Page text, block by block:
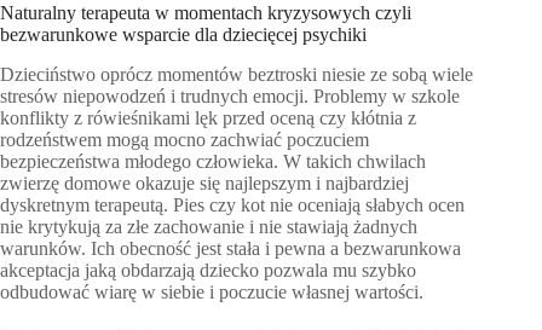
Naturalny terapeuta w momentach kryzysowych czyli
bezwarunkowe wsparcie dla dziecięcej psychiki
Dzieciństwo oprócz momentów beztroski niesie ze sobą wiele
stresów niepowodzeń i trudnych emocji. Problemy w szkole
konflikty z rówieśnikami lęk przed oceną czy kłótnia z
rodzeństwem mogą mocno zachwiać poczuciem
bezpieczeństwa młodego człowieka. W takich chwilach
zwierzę domowe okazuje się najlepszym i najbardziej
dyskretnym terapeutą. Pies czy kot nie oceniają słabych ocen
nie krytykują za złe zachowanie i nie stawiają żadnych
warunków. Ich obecność jest stała i pewna a bezwarunkowa
akceptacja jaką obdarzają dziecko pozwala mu szybko
odbudować wiarę w siebie i poczucie własnej wartości.